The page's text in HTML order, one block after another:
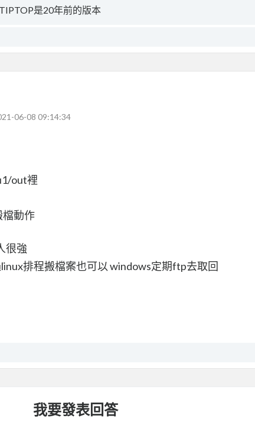
是20年前的版本
06-08 09:14:34
out裡
檔動作
很強
排程搬檔案也可以 windows定期ftp去取回
我要發表回答